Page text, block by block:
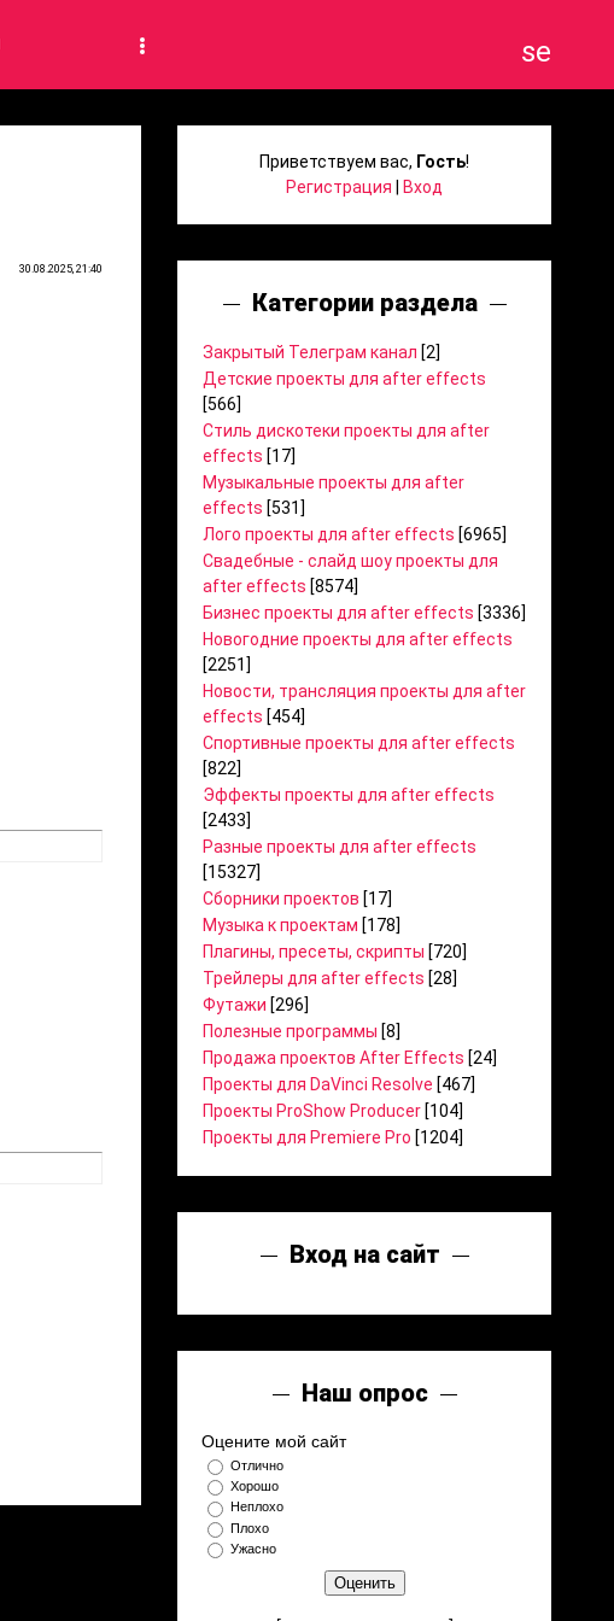
search
30.08.2025, 21:40
Приветствуем вас, Гость!
Регистрация
Вход
Категории раздела
Закрытый Телеграм канал [2]
Детские проекты для after effects
[566]
Стиль дискотеки проекты для after
effects [17]
Музыкальные проекты для after
effects [531]
Лого проекты для after effects [6965]
Свадебные - слайд шоу проекты для
after effects [8574]
Бизнес проекты для after effects [3336]
Новогодние проекты для after effects
[2251]
Новости, трансляция проекты для after
effects [454]
Спортивные проекты для after effects
[822]
Эффекты проекты для after effects
[2433]
Разные проекты для after effects
[15327]
Сборники проектов [17]
Музыка к проектам [178]
Плагины, пресеты, скрипты [720]
Трейлеры для after effects [28]
Футажи [296]
Полезные программы [8]
Продажа проектов After Effects [24]
Проекты для DaVinci Resolve [467]
Проекты ProShow Producer [104]
Проекты для Premiere Pro [1204]
Вход на сайт
Наш опрос
Оцените мой сайт
Отлично
Хорошо
Неплохо
Плохо
Ужасно